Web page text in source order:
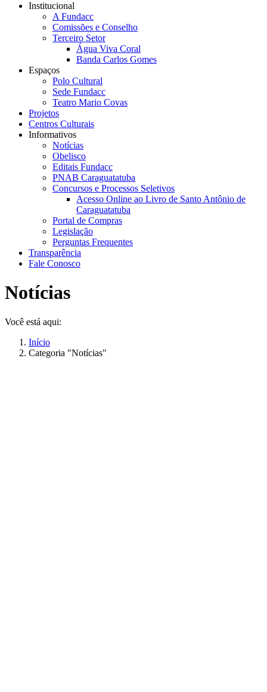
Institucional
A Fundacc
Comissões e Conselho
Terceiro Setor
Água Viva Coral
Banda Carlos Gomes
Espaços
Polo Cultural
Sede Fundacc
Teatro Mario Covas
Projetos
Centros Culturais
Informativos
Notícias
Obelisco
Editais Fundacc
PNAB Caraguatatuba
Concursos e Processos Seletivos
Acesso Online ao Livro de Santo Antônio de
Caraguatatuba
Portal de Compras
Legislação
Perguntas Frequentes
Transparência
Fale Conosco
Notícias
Você está aqui:
Início
Categoria "Notícias"